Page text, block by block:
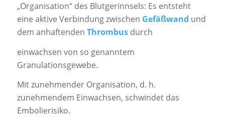
„Organisation“ des Blutgerinnsels: Es entsteht
eine aktive Verbindung zwischen Gefäßwand und
dem anhaftenden Thrombusdurch
einwachsen von so genanntem
Granulationsgewebe.
Mit zunehmender Organisation, d. h.
zunehmendem Einwachsen, schwindet das
Embolierisiko.